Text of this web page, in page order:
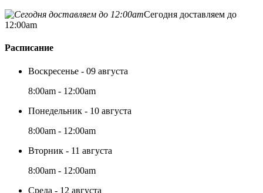
Сегодня доставляем до
12:00am
Расписание
Воскресенье - 09 августа
8:00am - 12:00am
Понедельник - 10 августа
8:00am - 12:00am
Вторник - 11 августа
8:00am - 12:00am
Среда - 12 августа